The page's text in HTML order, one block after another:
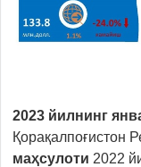
2023 йилнинг
Қорақалпоғистон
маҳсулоти 2022